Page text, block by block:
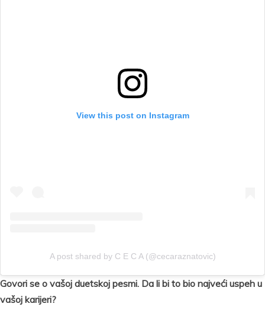
View this post on Instagram
A post shared by C E C A (@cecaraznatovic)
Govori se o vašoj duetskoj pesmi. Da li bi to bio najveći uspeh u
vašoj karijeri?